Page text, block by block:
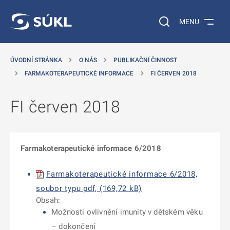
Vyhledávání na
MENU
ÚVODNÍ STRÁNKA O NÁS
PUBLIKAČNÍ ČINNOST
FARMAKOTERAPEUTICKÉ INFORMACE
FI ČERVEN 2018
FI červen 2018
Farmakoterapeutické informace 6/2018
Farmakoterapeutické informace 6/2018,
soubor typu pdf, (169,72 kB)
Obsah:
Možnosti ovlivnění imunity v dětském věku
– dokončení